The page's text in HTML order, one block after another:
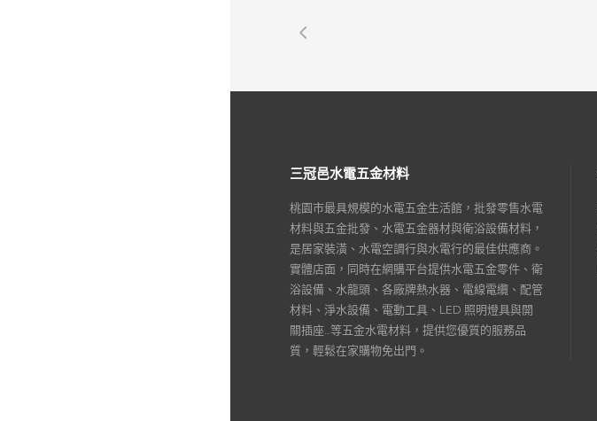
三冠邑水電五金材料
桃園市最具規模的水電五金生活館，批發零售水電
材料與五金批發、水電五金器材與衛浴設備材料，
是居家裝潢、水電空調行與水電行的最佳供應商。
實體店面，同時在網購平台提供水電五金零件、衛
浴設備、水龍頭、各廠牌熱水器、電線電纜、配管
材料、淨水設備、電動工具、LED 照明燈具與開
關插座…等五金水電材料，提供您優質的服務品
質，輕鬆在家購物免出門。